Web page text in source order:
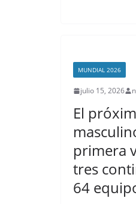
MUNDIAL 2026
julio 15, 2026
El
primera
tres
64